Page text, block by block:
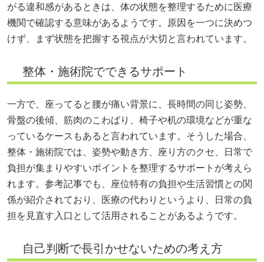
がる違和感があるときは、体の状態を整理するために医療
機関で確認する意味があるようです。原因を一つに決めつ
けず、まず状態を把握する視点が大切と言われています。
整体・施術院でできるサポート
一方で、座ってると腰が痛い背景に、長時間の同じ姿勢、
骨盤の後傾、筋肉のこわばり、椅子や机の環境などが重な
っているケースもあると言われています。そうした場合、
整体・施術院では、姿勢や動き方、座り方のクセ、日常で
負担が集まりやすいポイントを整理するサポートが考えら
れます。参考記事でも、座位特有の負担や生活習慣との関
係が紹介されており、医療の代わりというより、日常の負
担を見直す入口として活用されることがあるようです。
自己判断で長引かせないための考え方